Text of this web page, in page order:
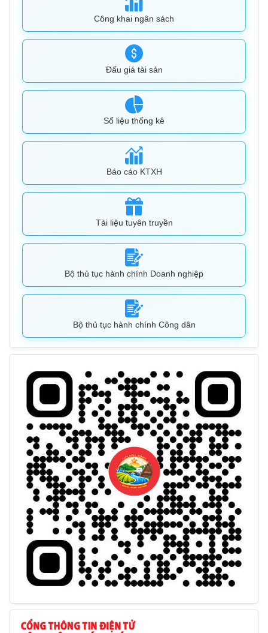
Công khai ngân sách
Đấu giá tài sản
Số liệu thống kê
Báo cáo KTXH
Tài liệu tuyên truyền
Bộ thủ tục hành chính Doanh nghiệp
Bộ thủ tục hành chính Công dân